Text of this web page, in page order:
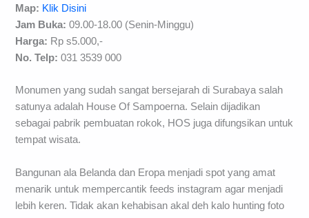
Map: Klik Disini
Jam Buka: 09.00-18.00 (Senin-Minggu)
Harga: Rp s5.000,-
No. Telp: 031 3539 000
Monumen yang sudah sangat bersejarah di Surabaya salah
satunya adalah House Of Sampoerna. Selain dijadikan
sebagai pabrik pembuatan rokok, HOS juga difungsikan untuk
tempat wisata.
Bangunan ala Belanda dan Eropa menjadi spot yang amat
menarik untuk mempercantik feeds instagram agar menjadi
lebih keren. Tidak akan kehabisan akal deh kalo hunting foto